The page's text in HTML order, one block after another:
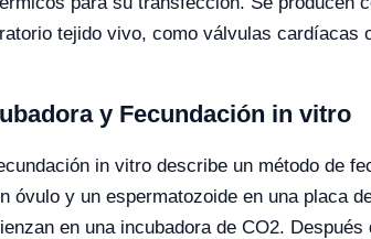
tejido vivo, como válvulas cardíacas
y Fecundación in vitro
in vitro describe un método de
óvulo y un espermatozoide en una placa
en una incubadora de CO2.